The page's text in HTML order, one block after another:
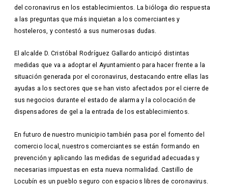
del coronavirus en los establecimientos. La bióloga dio respuesta
a las preguntas que más inquietan a los comerciantes y
hosteleros, y contestó a sus numerosas dudas.
El alcalde D. Cristóbal Rodríguez Gallardo anticipó distintas
medidas que va a adoptar el Ayuntamiento para hacer frente a la
situación generada por el coronavirus, destacando entre ellas las
ayudas a los sectores que se han visto afectados por el cierre de
sus negocios durante el estado de alarma y la colocación de
dispensadores de gel a la entrada de los establecimientos.
En futuro de nuestro municipio también pasa por el fomento del
comercio local, nuestros comerciantes se están formando en
prevención y aplicando las medidas de seguridad adecuadas y
necesarias impuestas en esta nueva normalidad. Castillo de
Locubín es un pueblo seguro con espacios libres de coronavirus.